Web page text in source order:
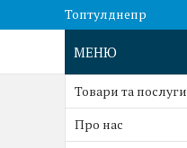
Топтулднепр
Товари та послуги
Про нас